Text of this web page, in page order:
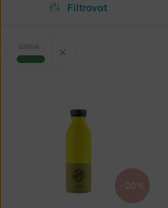
Filtrovat
Vybrané
filtry:
BARVA
zelená
−20 %